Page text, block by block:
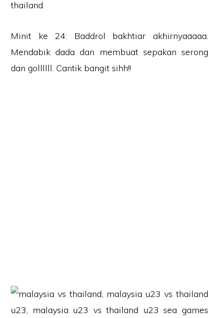
thailand.
Minit ke 24: Baddrol bakhtiar akhirnyaaaaa.
Mendabik dada dan membuat sepakan serong
dan gollllll. Cantik bangit sihh!!